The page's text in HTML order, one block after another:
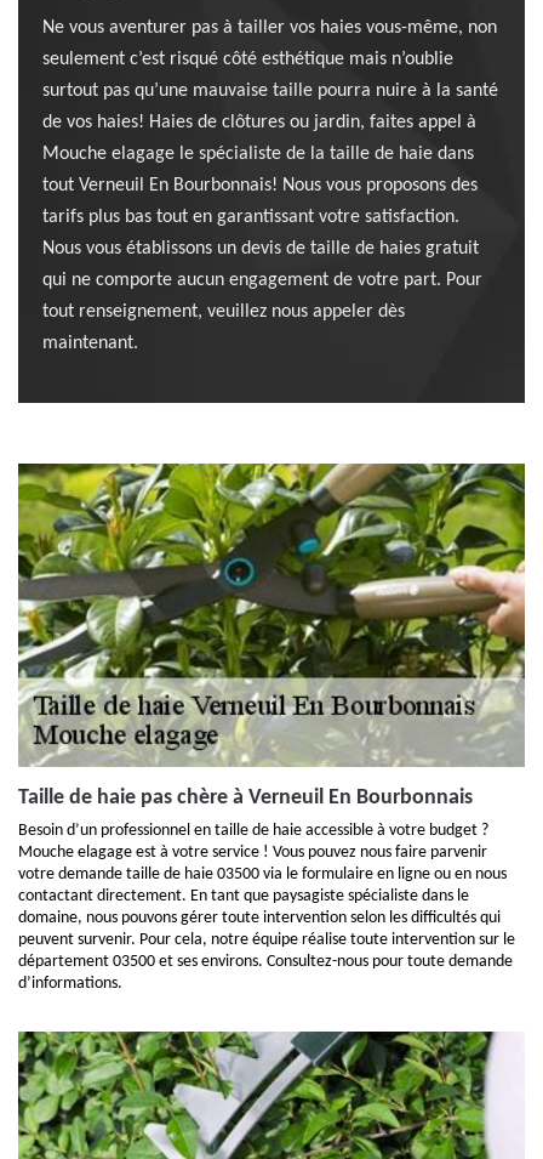
Ne vous aventurer pas à tailler vos haies vous-même, non
seulement c’est risqué côté esthétique mais n’oublie
surtout pas qu’une mauvaise taille pourra nuire à la santé
de vos haies! Haies de clôtures ou jardin, faites appel à
Mouche elagage le spécialiste de la taille de haie dans
tout Verneuil En Bourbonnais! Nous vous proposons des
tarifs plus bas tout en garantissant votre satisfaction.
Nous vous établissons un devis de taille de haies gratuit
qui ne comporte aucun engagement de votre part. Pour
tout renseignement, veuillez nous appeler dès
maintenant.
Taille de haie pas chère à Verneuil En Bourbonnais
Besoin d’un professionnel en taille de haie accessible à votre budget ?
Mouche elagage est à votre service ! Vous pouvez nous faire parvenir
votre demande taille de haie 03500 via le formulaire en ligne ou en nous
contactant directement. En tant que paysagiste spécialiste dans le
domaine, nous pouvons gérer toute intervention selon les difficultés qui
peuvent survenir. Pour cela, notre équipe réalise toute intervention sur le
département 03500 et ses environs. Consultez-nous pour toute demande
d’informations.